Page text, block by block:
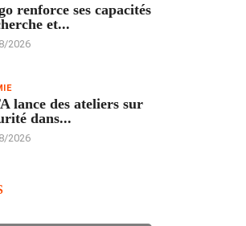
renforce ses capacités
et...
2026
lance des ateliers sur
dans...
2026